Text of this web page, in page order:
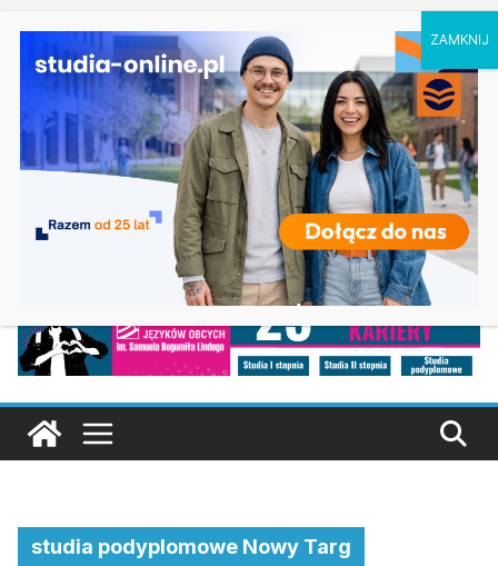
Ostatnie wpisy: Geografia w Gdańsku
Ratownictwo medyczne w Olsztynie
Logistyka w Koszalinie
Informatyka w Nysie
Filozofia w Szczecinie
studia podyplomowe Nowy Targ